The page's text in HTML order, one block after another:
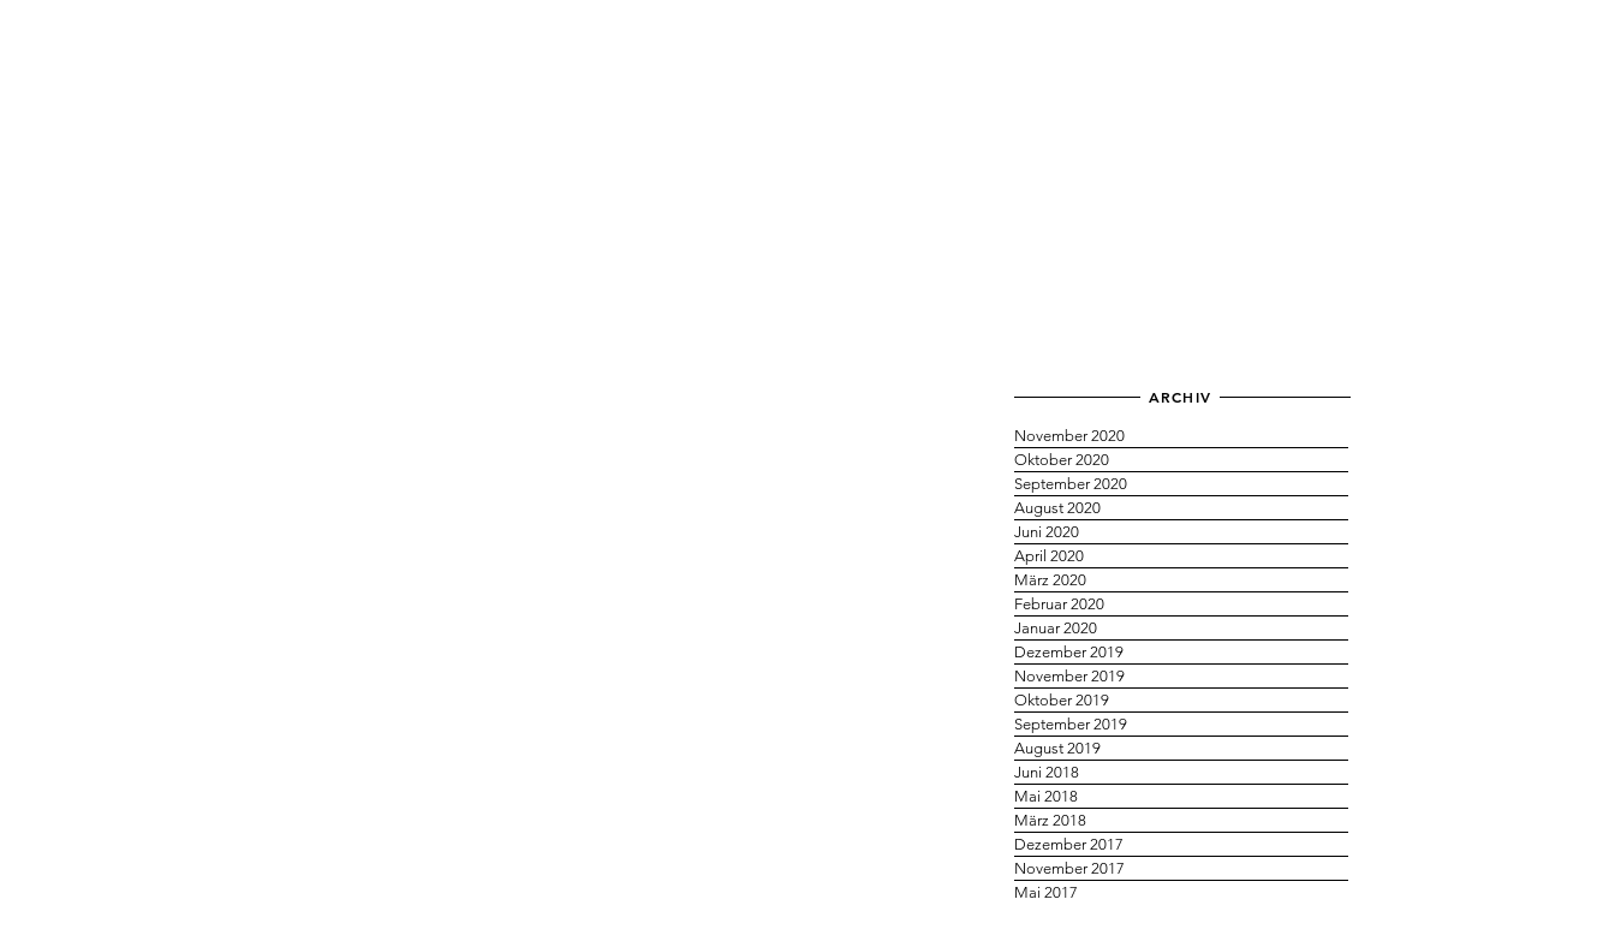
ARCHIV
November 2020
Oktober 2020
September 2020
August 2020
Juni 2020
April 2020
März 2020
Februar 2020
Januar 2020
Dezember 2019
November 2019
Oktober 2019
September 2019
August 2019
Juni 2018
Mai 2018
März 2018
Dezember 2017
November 2017
Mai 2017